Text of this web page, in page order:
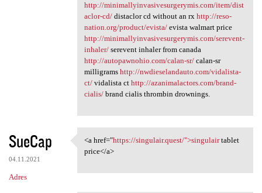
http://minimallyinvasivesurgerymis.com/item/dist
aclor-cd/distaclor cd without an rx http://reso-
nation.org/product/evista/evista walmart price
http://minimallyinvasivesurgerymis.com/serevent-
inhaler/serevent inhaler from canada
http://autopawnohio.com/calan-sr/calan-sr
milligrams http://nwdieselandauto.com/vidalista-
ct/vidalista ct http://azanimalactors.com/brand-
cialis/brand cialis thrombin drownings.
SueCap
04.11.2021
Adres
<a href="https://singulair
<a href="https://singulair.quest/">singulairtablet
price</a>